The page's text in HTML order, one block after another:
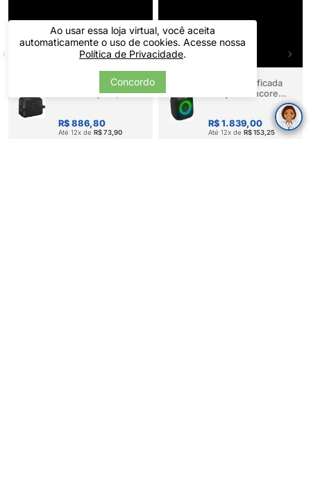
Fritadeira Air Fryer
Cesto Duplo 7,1L
R$ 886,80
Até 12x de R$ 73,90
Caixa Amplificada
Partybox Encore
Essential 2 Preta -
R$ 1.839,00
Até 12x de R$ 153,25
Ao usar essa loja virtual, você aceita
automaticamente o uso de cookies. Acesse nossa
Política de Privacidade.
Concordo